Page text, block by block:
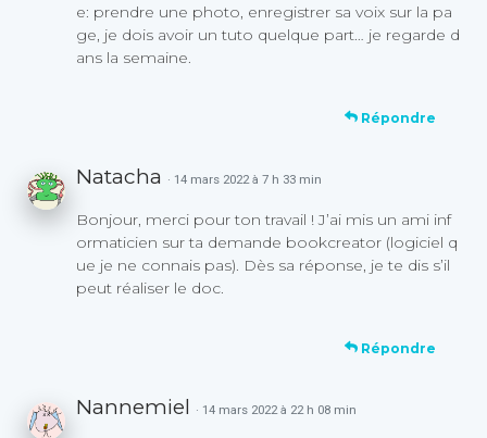
e: prendre une photo, enregistrer sa voix sur la pa
ge, je dois avoir un tuto quelque part… je regarde d
ans la semaine.
Répondre
Natacha · 14 mars 2022 à 7 h 33 min
Bonjour, merci pour ton travail ! J’ai mis un ami inf
ormaticien sur ta demande bookcreator (logiciel q
ue je ne connais pas). Dès sa réponse, je te dis s’il
peut réaliser le doc.
Répondre
Nannemiel · 14 mars 2022 à 22 h 08 min